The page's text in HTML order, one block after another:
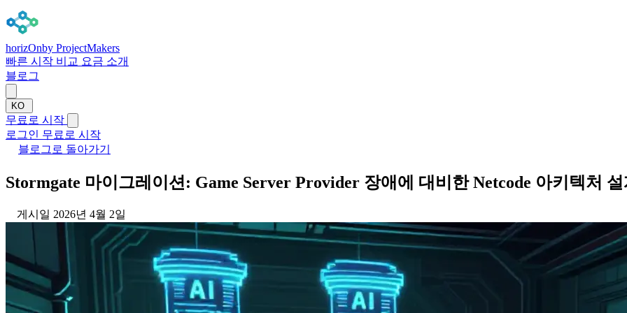
horizOnby ProjectMakers
빠른 시작 비교 요금 소개
블로그
KO
무료로 시작
로그인 무료로 시작
블로그로 돌아가기
Stormgate 마이그레이션: Game Server Provider 장애에 대비한 Netcode 아키텍처
게시일 2026년 4월 2일